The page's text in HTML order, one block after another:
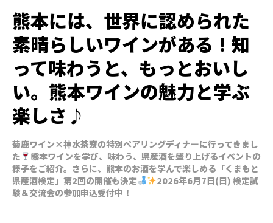
熊本には、世界に認められた
素晴らしいワインがある！知
って味わうと、もっとおいし
い。熊本ワインの魅力と学ぶ
楽しさ♪
菊鹿ワイン×神水茶寮の特別ペアリングディナーに行ってきまし
た
熊本ワインを学び、味わう、県産酒を盛り上げるイベントの
様子をご紹介。さらに、熊本のお酒を学んで楽しめる「くまもと
県産酒検定」第2回の開催も決定
2026年6月7日(日) 検定試
験＆交流会の参加申込受付中！